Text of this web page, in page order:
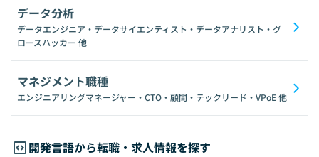
データ分析
データエンジニア・データサイエンティスト・データアナリスト・グ
ロースハッカー 他
マネジメント職種
エンジニアリングマネージャー・CTO・顧問・テックリード・VPoE他
開発言語から転職・求人情報を探す